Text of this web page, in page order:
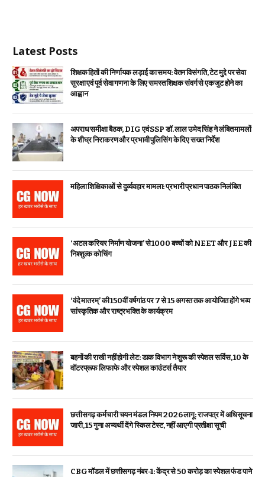
Latest Posts
शिक्षक हितों की निर्णायक लड़ाई का समय: वेतन विसंगति, टेट मुद्दे पर सेवा
सुरक्षा एवं पूर्व सेवा गणना के लिए समस्त शिक्षक संवर्ग से एकजुट होने का
आह्वान
अपराध समीक्षा बैठक, DIG एवं SSP डॉ. लाल उमेद सिंह ने लंबित मामलों
के शीघ्र निराकरण और प्रभावी पुलिसिंग के दिए सख्त निर्देश
महिला शिक्षिकाओं से दुर्व्यवहार मामला: प्रभारी प्रधान पाठक निलंबित
‘अटल करियर निर्माण योजना’ से 1000 बच्चों को NEET और JEE की
निश्शुल्क कोचिंग
‘वंदे मातरम्’ की 150वीं वर्षगांठ पर 7 से 15 अगस्त तक आयोजित होंगे भव्य
सांस्कृतिक और राष्ट्रभक्ति के कार्यक्रम
बहनों की राखी नहीं होगी लेट: डाक विभाग ने शुरू की स्पेशल सर्विस, ₹10 के
वॉटरप्रूफ लिफाफे और स्पेशल काउंटर्स तैयार
छत्तीसगढ़ कर्मचारी चयन मंडल नियम 2026 लागू: राजपत्र में अधिसूचना
जारी, 15 गुना अभ्यर्थी देंगे स्किल टेस्ट, नहीं आएगी प्रतीक्षा सूची
CBG मॉडल में छत्तीसगढ़ नंबर-1: केंद्र से ₹50 करोड़ का स्पेशल फंड पाने